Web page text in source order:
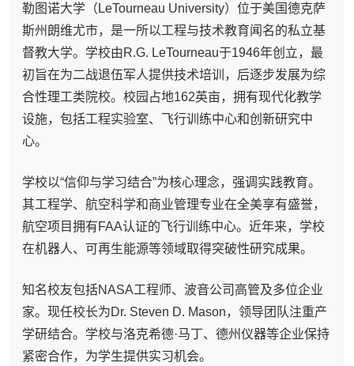
勒图诺大学（LeTourneau University）位于美国德克萨
斯州朗维尤市，是一所以工程与技术教育闻名的私立基
督教大学。学校由R.G. LeTourneau于1946年创立，最
初旨在为二战退伍军人提供技术培训，后逐步发展为综
合性理工类院校。校园占地162英亩，拥有现代化教学
设施，包括工程实验室、飞行训练中心和创新研究中
心。
学校以“信仰与学习结合”为核心理念，强调实践教育。
其工程学、航空科学和商业管理专业在全美享有盛誉，
航空项目拥有FAA认证的飞行训练中心。近年来，学校
在机器人、可再生能源等领域取得突破性研究成果。
知名校友包括NASA工程师、波音公司高管及多位企业
家。现任校长为Dr. Steven D. Mason，领导团队注重产
学研结合。学校与洛克希德·马丁、德州仪器等企业保持
紧密合作，为学生提供实习机会。